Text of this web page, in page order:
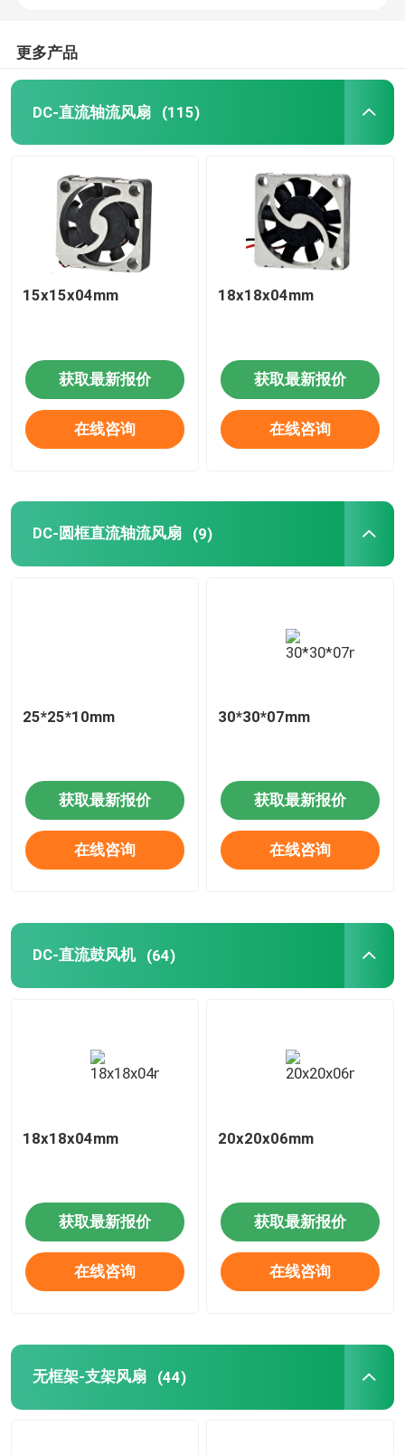
更多产品
DC-直流轴流风扇 (115)
15x15x04mm
获取最新报价
在线咨询
18x18x04mm
获取最新报价
在线咨询
DC-圆框直流轴流风扇 (9)
25*25*10mm
获取最新报价
在线咨询
30*30*07mm
获取最新报价
在线咨询
DC-直流鼓风机 (64)
18x18x04mm
获取最新报价
在线咨询
20x20x06mm
获取最新报价
在线咨询
无框架-支架风扇 (44)